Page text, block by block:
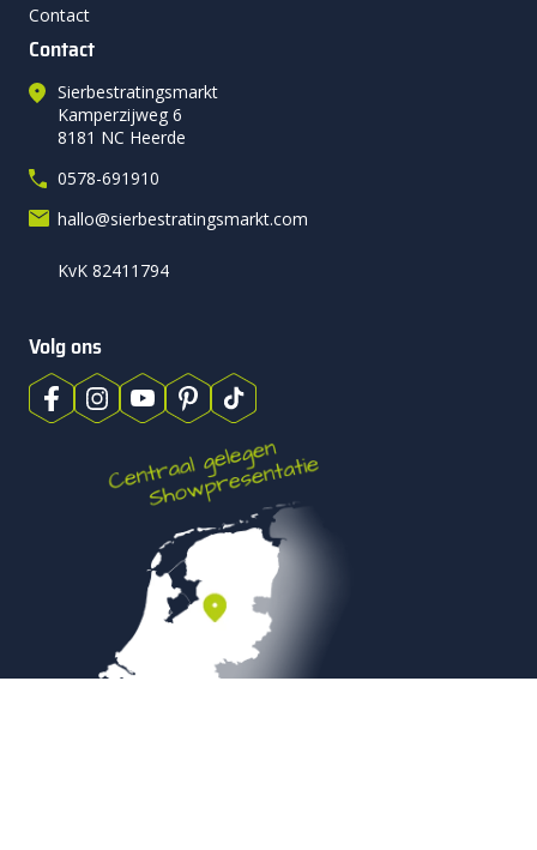
Contact
Contact
Sierbestratingsmarkt
Kamperzijweg 6
8181 NC Heerde
0578-691910
hallo@sierbestratingsmarkt.com
KvK 82411794
Volg ons